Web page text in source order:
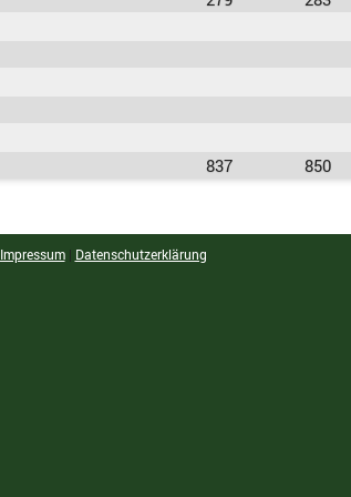
837 850
Impressum| Datenschutzerklärung